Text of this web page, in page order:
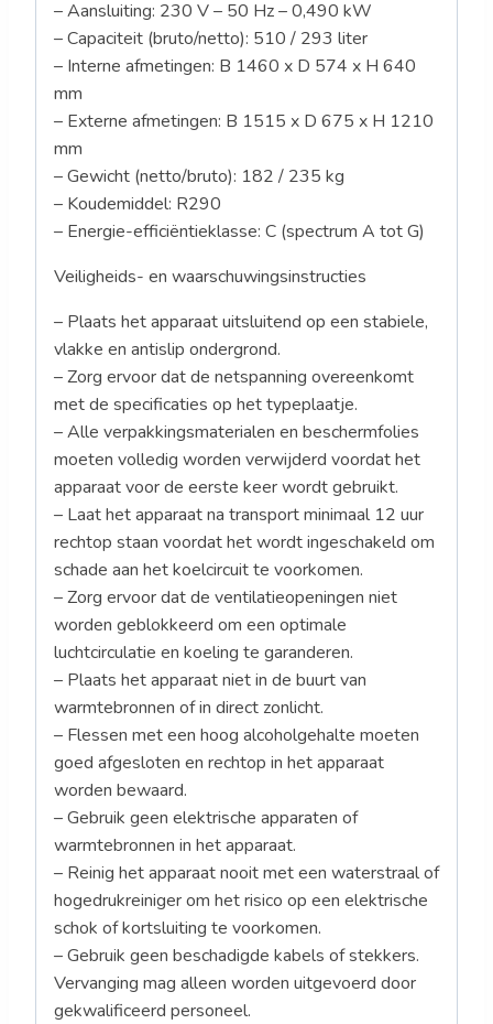
– Aansluiting: 230 V – 50 Hz – 0,490 kW
– Capaciteit (bruto/netto): 510 / 293 liter
– Interne afmetingen: B 1460 x D 574 x H 640
mm
– Externe afmetingen: B 1515 x D 675 x H 1210
mm
– Gewicht (netto/bruto): 182 / 235 kg
– Koudemiddel: R290
– Energie-efficiëntieklasse: C (spectrum A tot G)
Veiligheids- en waarschuwingsinstructies
– Plaats het apparaat uitsluitend op een stabiele,
vlakke en antislip ondergrond.
– Zorg ervoor dat de netspanning overeenkomt
met de specificaties op het typeplaatje.
– Alle verpakkingsmaterialen en beschermfolies
moeten volledig worden verwijderd voordat het
apparaat voor de eerste keer wordt gebruikt.
– Laat het apparaat na transport minimaal 12 uur
rechtop staan voordat het wordt ingeschakeld om
schade aan het koelcircuit te voorkomen.
– Zorg ervoor dat de ventilatieopeningen niet
worden geblokkeerd om een optimale
luchtcirculatie en koeling te garanderen.
– Plaats het apparaat niet in de buurt van
warmtebronnen of in direct zonlicht.
– Flessen met een hoog alcoholgehalte moeten
goed afgesloten en rechtop in het apparaat
worden bewaard.
– Gebruik geen elektrische apparaten of
warmtebronnen in het apparaat.
– Reinig het apparaat nooit met een waterstraal of
hogedrukreiniger om het risico op een elektrische
schok of kortsluiting te voorkomen.
– Gebruik geen beschadigde kabels of stekkers.
Vervanging mag alleen worden uitgevoerd door
gekwalificeerd personeel.